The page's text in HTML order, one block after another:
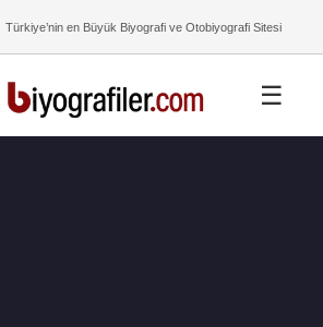
Türkiye’nin en Büyük Biyografi ve Otobiyografi Sitesi
☰